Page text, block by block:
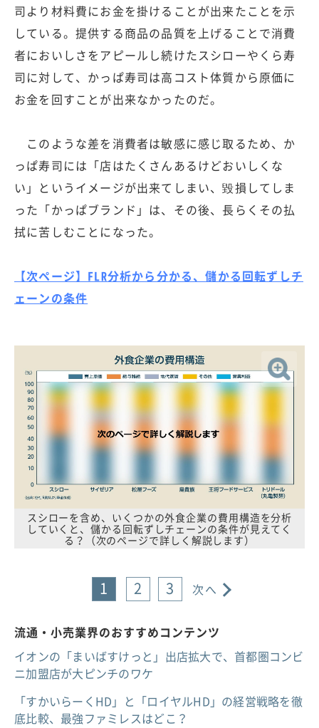
司より材料費にお金を掛けることが出来たことを示
している。提供する商品の品質を上げることで消費
者においしさをアピールし続けたスシローやくら寿
司に対して、かっぱ寿司は高コスト体質から原価に
お金を回すことが出来なかったのだ。
このような差を消費者は敏感に感じ取るため、か
っぱ寿司には「店はたくさんあるけどおいしくな
い」というイメージが出来てしまい、毀損してしま
った「かっぱブランド」は、その後、長らくその払
拭に苦しむことになった。
【次ページ】FLR分析から分かる、儲かる回転ずしチ
ェーンの条件
スシローを含め、いくつかの外食企業の費用構造を分析
していくと、儲かる回転ずしチェーンの条件が見えてく
る？（次のページで詳しく解説します）
1 2 3 次へ
流通・小売業界のおすすめコンテンツ
イオンの「まいばすけっと」出店拡大で、首都圏コンビ
ニ加盟店が大ピンチのワケ
「すかいらーくHD」と「ロイヤルHD」の経営戦略を徹
底比較、最強ファミレスはどこ？